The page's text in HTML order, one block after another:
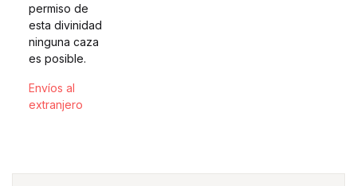
permiso de
esta divinidad
ninguna caza
es posible.
Envíos al
extranjero